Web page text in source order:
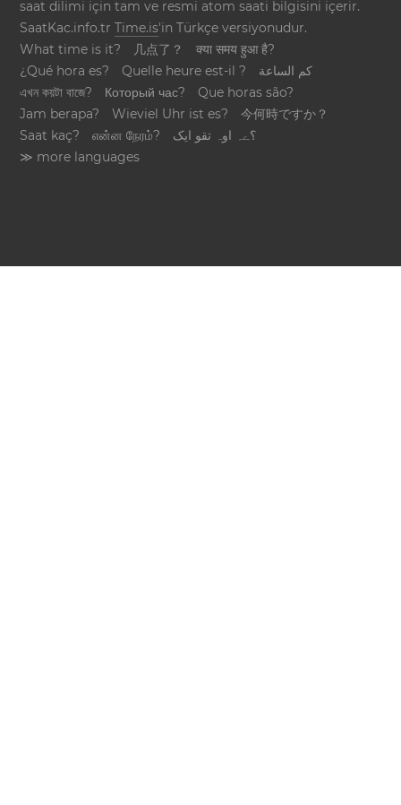
saat dilimi için tam ve resmi atom saati bilgisini içerir.
SaatKac.info.trTime.is'in Türkçe versiyonudur.
What time is it?
几点了？
क्या समय हुआ है?
¿Qué hora es?
Quelle heure est-il ?
كم الساعة
এখন কয়টা বাজে?
Который час?
Que horas são?
Jam berapa?
Wieviel Uhr ist es?
今何時ですか？
Saat kaç?
என்ன நேரம்?
؟ےہ اوہ تقو ایک
≫ more languages